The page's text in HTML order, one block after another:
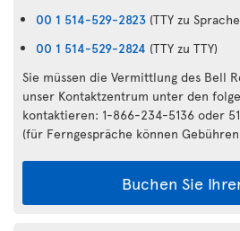
00 1 514-529-2823 (TTY zu
00 1 514-529-2824 (TTY zu TTY)
Sie müssen die Vermittlung des Bell
unser Kontaktzentrum unter den
kontaktieren: 1-866-234-5136 oder
(für Ferngespräche können
Buchen Sie